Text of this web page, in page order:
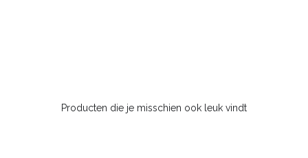
Producten die je misschien ook leuk vindt